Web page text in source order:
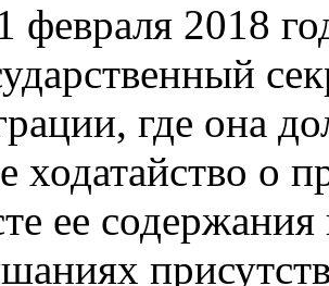
февраля 2018
где она
ходатайство о
ее